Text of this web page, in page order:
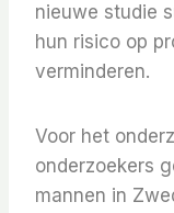
nieuwe studie
hun risico op
verminderen.
Voor het
onderzoekers
mannen in